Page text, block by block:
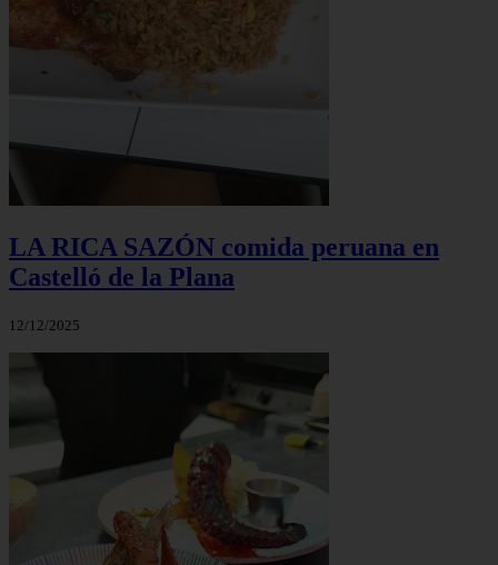
LA RICA SAZÓN comida peruana en
Castelló de la Plana
12/12/2025